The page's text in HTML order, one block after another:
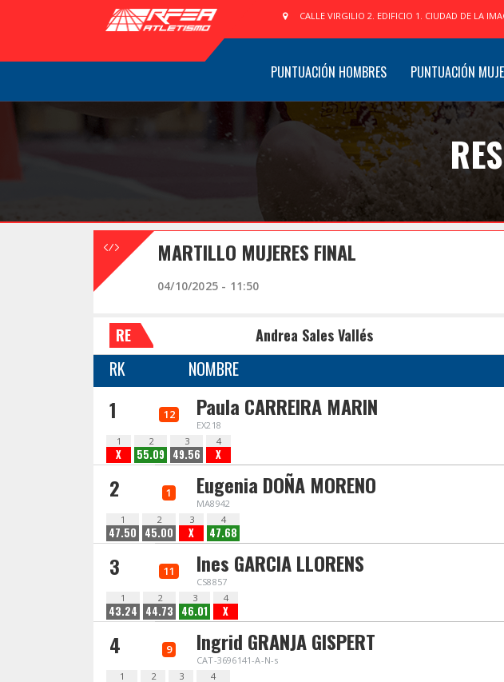
CALLE VIRGILIO 2. EDIFICIO 1. CIUDAD DE LA
PUNTUACIÓN HOMBRES PUNTUACIÓN
MARTILLO MUJERES FINAL
04/10/2025 - 11:50
RE Andrea Sales Vallés
RK NOMBRE
1 12 Paula CARREIRA MARIN
EX218
1
X
2
55.09
3
49.56
4
X
2 1 Eugenia DOÑA MORENO
MA8942
1
47.50
2
45.00
3
X
4
47.68
3 11 Ines GARCIA LLORENS
CS8857
1
43.24
2
44.73
3
46.01
4
X
4 9 Ingrid GRANJA GISPERT
CAT-3696141-A-N-s
1 2 3 4